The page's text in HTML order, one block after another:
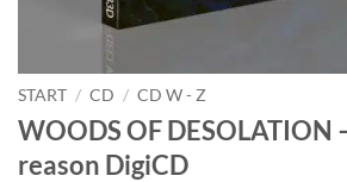
START / CD / CD W - Z
WOODS OF DESOLATION
reason DigiCD